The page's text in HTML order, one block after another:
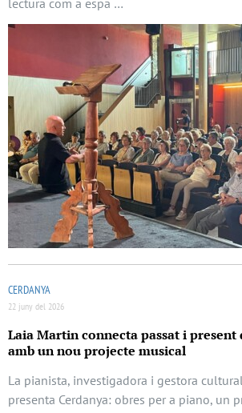
CERDANYA
22 juny del 2026
Laia Martin connecta passat i present
amb un nou projecte musical
La pianista, investigadora i gestora
presenta Cerdanya: obres per a piano, un